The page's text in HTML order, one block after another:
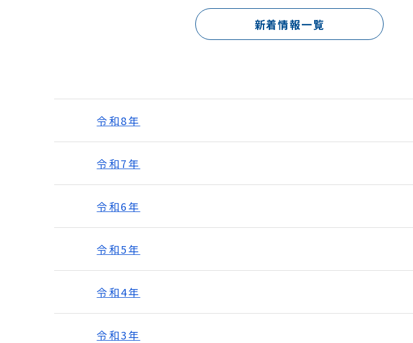
新着情報一覧
令和8年
令和7年
令和6年
令和5年
令和4年
令和3年